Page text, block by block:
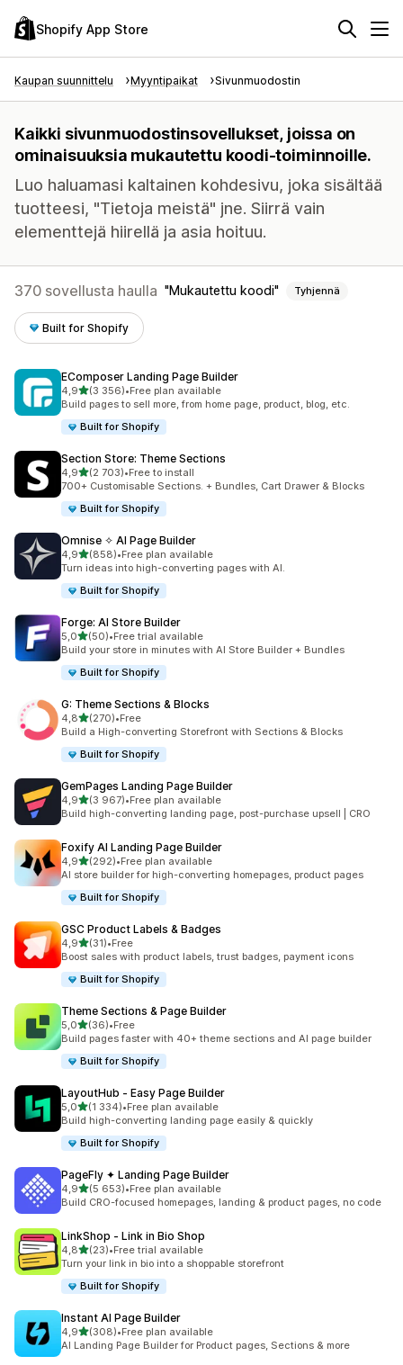
Shopify App Store
Kaupan suunnittelu Myyntipaikat Sivunmuodostin
Kaikki sivunmuodostinsovellukset, joissa on
ominaisuuksia mukautettu koodi-toiminnoille.
Luo haluamasi kaltainen kohdesivu, joka sisältää
tuotteesi, "Tietoja meistä" jne. Siirrä vain
elementtejä hiirellä ja asia hoituu.
370 sovellusta haulla Mukautettu koodi Tyhjennä
Built for Shopify
EComposer Landing Page Builder
4,9/ 5 tähteä
(3 356)
3356 arvostelua yhteensä
•Free plan available
Build pages to sell more, from home page, product, blog, etc.
Built for Shopify
Section Store: Theme Sections
4,9/ 5 tähteä
(2 703)
2703 arvostelua yhteensä
•Free to install
700+ Customisable Sections. + Bundles, Cart Drawer & Blocks
Built for Shopify
Omnise ✧ AI Page Builder
4,9/ 5 tähteä
(858)
858 arvostelua yhteensä
•Free plan available
Turn ideas into high-converting pages with AI.
Built for Shopify
Forge: AI Store Builder
5,0/ 5 tähteä
(50)
50 arvostelua yhteensä
•Free trial available
Build your store in minutes with AI Store Builder + Bundles
Built for Shopify
G: Theme Sections & Blocks
4,8/ 5 tähteä
(270)
270 arvostelua yhteensä
•Free
Build a High-converting Storefront with Sections & Blocks
Built for Shopify
GemPages Landing Page Builder
4,9/ 5 tähteä
(3 967)
3967 arvostelua yhteensä
•Free plan available
Build high-converting landing page, post-purchase upsell | CRO
Foxify AI Landing Page Builder
4,9/ 5 tähteä
(292)
292 arvostelua yhteensä
•Free plan available
AI store builder for high-converting homepages, product pages
Built for Shopify
GSC Product Labels & Badges
4,9/ 5 tähteä
(31)
31 arvostelua yhteensä
•Free
Boost sales with product labels, trust badges, payment icons
Built for Shopify
Theme Sections & Page Builder
5,0/ 5 tähteä
(36)
36 arvostelua yhteensä
•Free
Build pages faster with 40+ theme sections and AI page builder
Built for Shopify
LayoutHub ‑ Easy Page Builder
5,0/ 5 tähteä
(1 334)
1334 arvostelua yhteensä
•Free plan available
Build high-converting landing page easily & quickly
Built for Shopify
PageFly ✦ Landing Page Builder
4,9/ 5 tähteä
(5 653)
5653 arvostelua yhteensä
•Free plan available
Build CRO-focused homepages, landing & product pages, no code
LinkShop ‑ Link in Bio Shop
4,8/ 5 tähteä
(23)
23 arvostelua yhteensä
•Free trial available
Turn your link in bio into a shoppable storefront
Built for Shopify
Instant AI Page Builder
4,9/ 5 tähteä
(308)
308 arvostelua yhteensä
•Free plan available
AI Landing Page Builder for Product pages, Sections & more